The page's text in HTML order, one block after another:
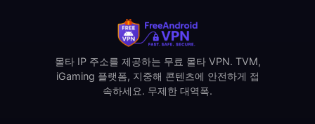
몰타 IP 주소를 제공하는 무료 몰타 VPN. TVM,
iGaming 플랫폼, 지중해 콘텐츠에 안전하게 접
속하세요. 무제한 대역폭.